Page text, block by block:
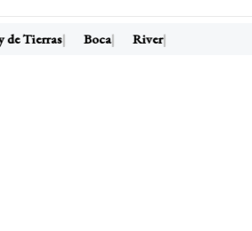
Tierras Boca River